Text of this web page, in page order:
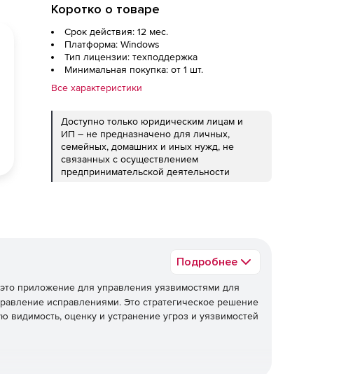
Коротко о товаре
Срок действия: 12 мес.
Платформа: Windows
Тип лицензии: техподдержка
Минимальная покупка: от 1 шт.
Все характеристики
Доступно только юридическим лицам и
ИП – не предназначено для личных,
семейных, домашних и иных нужд, не
связанных с осуществлением
предпринимательской деятельности
Подробнее
приложение для управления уязвимостями для
исправлениями. Это стратегическое решение
оценку и устранение угроз и уязвимостей